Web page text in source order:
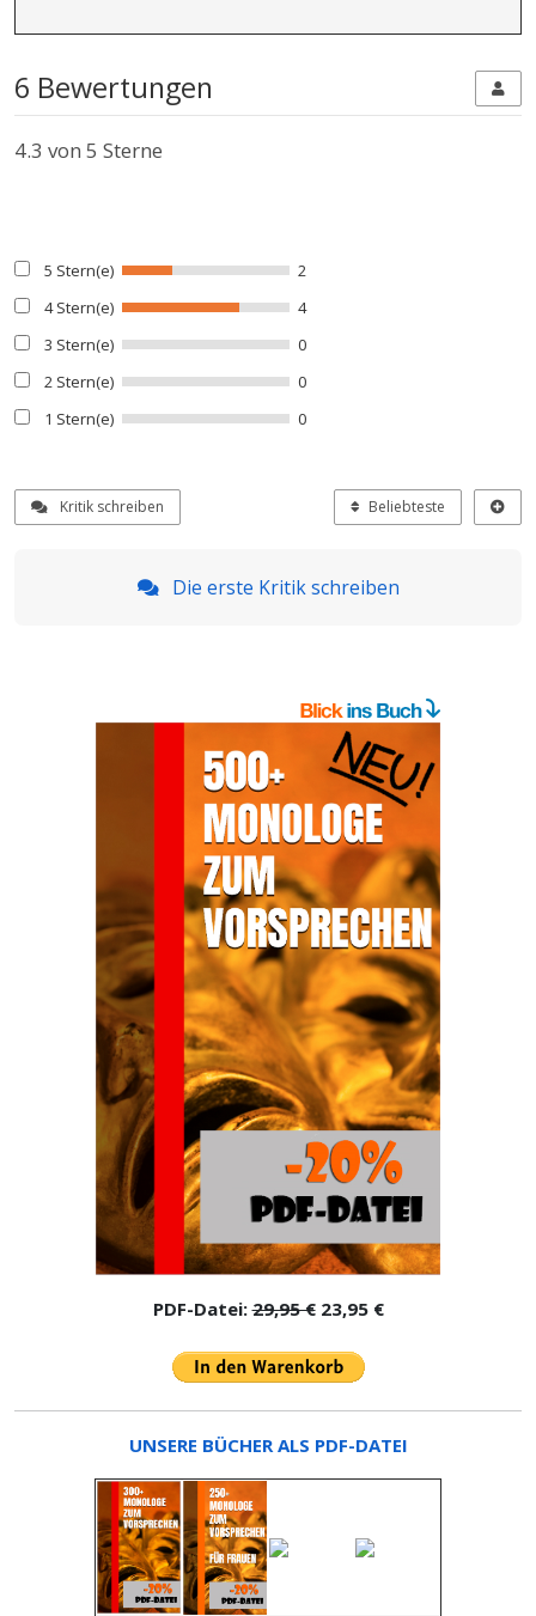
6 Bewertungen
4.3 von 5 Sterne
5 Stern(e)
2
4 Stern(e)
4
3 Stern(e)
0
2 Stern(e)
0
1 Stern(e)
0
Kritik schreiben Beliebteste
Die erste Kritik schreiben
PDF-Datei:29,95 €23,95 €
UNSERE BÜCHER ALS PDF-DATEI